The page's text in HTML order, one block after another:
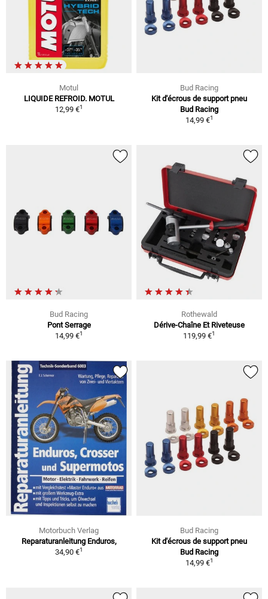
Motul
LIQUIDE REFROID. MOTUL
12,99 €1
Bud Racing
Kit d'écrous de support pneu
Bud Racing
14,99 €1
Bud Racing
Pont Serrage
14,99 €1
Rothewald
Dérive-Chaîne Et Riveteuse
119,99 €1
Motorbuch Verlag
Reparaturanleitung Enduros,
34,90 €1
Bud Racing
Kit d'écrous de support pneu
Bud Racing
14,99 €1